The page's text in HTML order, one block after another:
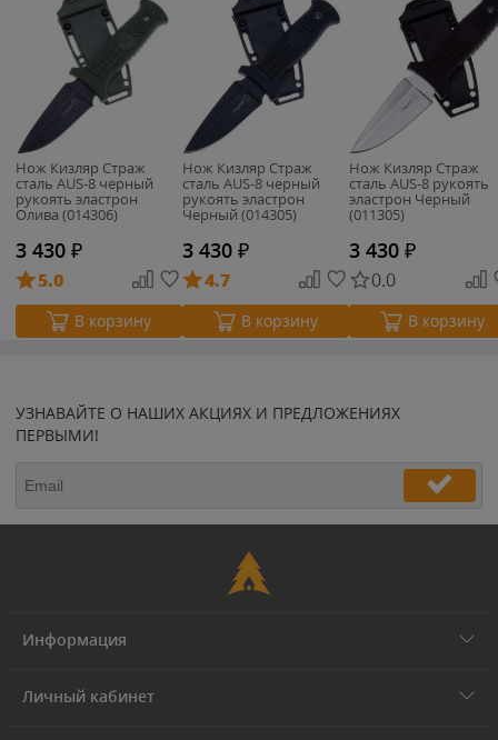
Нож Кизляр Страж
сталь AUS-8 черный
рукоять эластрон
Олива (014306)
3 430 ₽
5.0
В корзину
Нож Кизляр Страж
сталь AUS-8 черный
рукоять эластрон
Черный (014305)
3 430 ₽
4.7
В корзину
Нож Кизляр Страж
сталь AUS-8 рукоять
эластрон Черный
(011305)
3 430 ₽
0.0
В корзину
УЗНАВАЙТЕ О НАШИХ АКЦИЯХ И ПРЕДЛОЖЕНИЯХ
ПЕРВЫМИ!
Информация
Личный кабинет